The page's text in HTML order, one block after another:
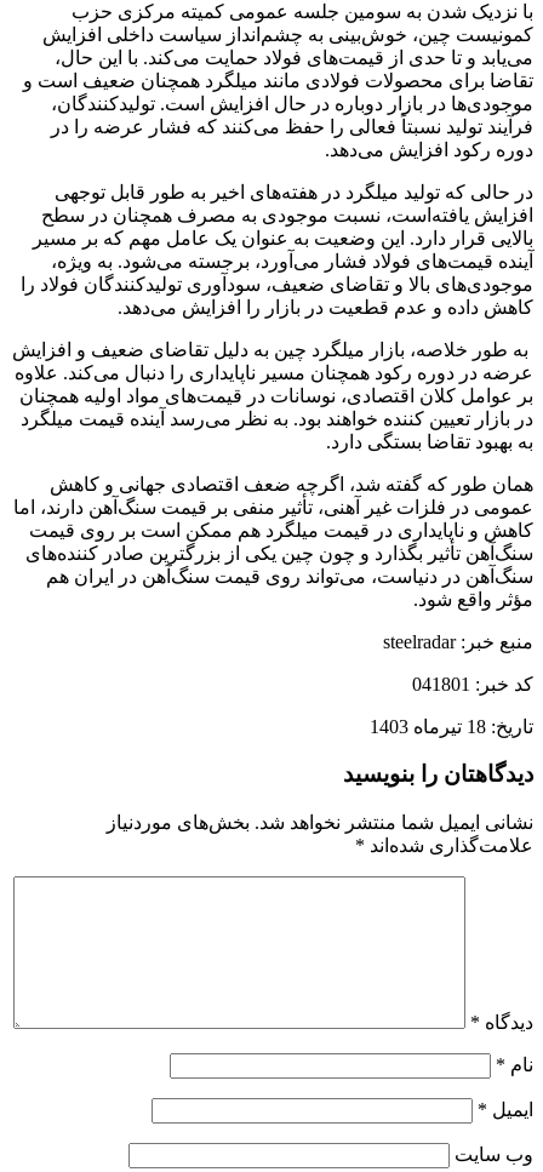
با نزدیک شدن به سومین جلسه عمومی کمیته مرکزی حزب
کمونیست چین، خوش‌بینی به چشم‌انداز سیاست داخلی افزایش
می‌یابد و تا حدی از قیمت‌های فولاد حمایت می‌کند. با این حال،
تقاضا برای محصولات فولادی مانند میلگرد همچنان ضعیف است و
موجودی‌ها در بازار دوباره در حال افزایش است. تولیدکنندگان،
فرآیند تولید نسبتاً فعالی را حفظ می‌کنند که فشار عرضه را در
دوره رکود افزایش می‌دهد.
در حالی که تولید میلگرد در هفته‌های اخیر به طور قابل توجهی
افزایش یافته‌است، نسبت موجودی به مصرف همچنان در سطح
بالایی قرار دارد. این وضعیت به عنوان یک عامل مهم که بر مسیر
آینده قیمت‌های فولاد فشار می‌آورد، برجسته می‌شود. به ویژه،
موجودی‌های بالا و تقاضای ضعیف، سودآوری تولیدکنندگان فولاد را
کاهش داده و عدم قطعیت در بازار را افزایش می‌دهد.
به طور خلاصه، بازار میلگرد چین به دلیل تقاضای ضعیف و افزایش
عرضه در دوره رکود همچنان مسیر ناپایداری را دنبال می‌کند. علاوه
بر عوامل کلان اقتصادی، نوسانات در قیمت‌های مواد اولیه همچنان
در بازار تعیین کننده خواهند بود. به نظر می‌رسد آینده قیمت میلگرد
به بهبود تقاضا بستگی دارد.
همان طور که گفته شد، اگرچه ضعف اقتصادی جهانی و کاهش
عمومی در فلزات غیر آهنی، تأثیر منفی بر قیمت‌ سنگ‌آهن دارند، اما
کاهش و ناپایداری در قیمت میلگرد هم ممکن است بر روی قیمت
سنگ‌آهن تأثیر بگذارد و چون چین یکی از بزرگترین صادر کننده‌های
سنگ‌آهن در دنیاست، می‌تواند روی قیمت سنگ‌آهن در ایران هم
مؤثر واقع شود.
منبع خبر: steelradar
کد خبر: 041801
تاریخ: 18 تیرماه 1403
دیدگاهتان را بنویسید
نشانی ایمیل شما منتشر نخواهد شد. بخش‌های موردنیاز
علامت‌گذاری شده‌اند *
دیدگاه *
نام *
ایمیل *
وب‌ سایت